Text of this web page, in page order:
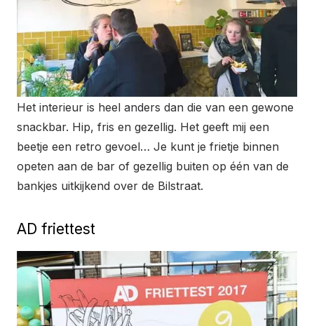
Het interieur is heel anders dan die van een gewone
snackbar. Hip, fris en gezellig. Het geeft mij een
beetje een retro gevoel… Je kunt je frietje binnen
opeten aan de bar of gezellig buiten op één van de
bankjes uitkijkend over de Bilstraat.
AD friettest